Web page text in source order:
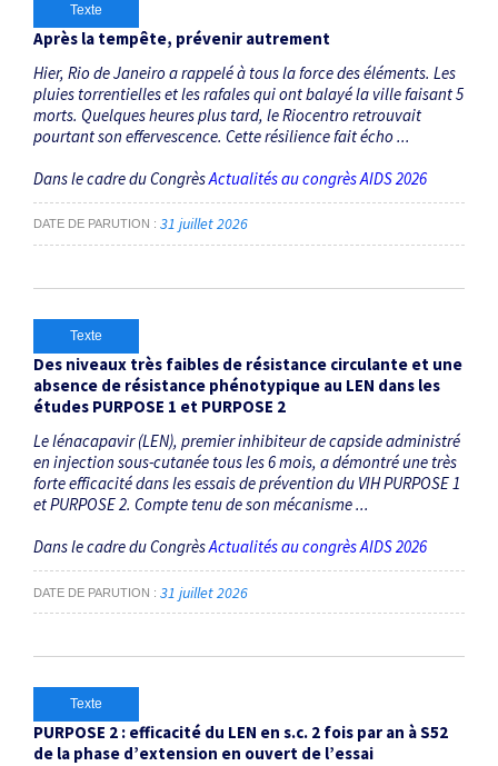
Texte
Après la tempête, prévenir autrement
Hier, Rio de Janeiro a rappelé à tous la force des éléments. Les
pluies torrentielles et les rafales qui ont balayé la ville faisant 5
morts. Quelques heures plus tard, le Riocentro retrouvait
pourtant son effervescence. Cette résilience fait écho ...
Dans le cadre du CongrèsActualités au congrès AIDS 2026
DATE DE PARUTION 31 juillet 2026
Texte
Des niveaux très faibles de résistance circulante et une
absence de résistance phénotypique au LEN dans les
études PURPOSE 1 et PURPOSE 2
Le lénacapavir (LEN), premier inhibiteur de capside administré
en injection sous-cutanée tous les 6 mois, a démontré une très
forte efficacité dans les essais de prévention du VIH PURPOSE 1
et PURPOSE 2. Compte tenu de son mécanisme ...
Dans le cadre du CongrèsActualités au congrès AIDS 2026
DATE DE PARUTION 31 juillet 2026
Texte
PURPOSE 2 : efficacité du LEN en s.c. 2 fois par an à S52
de la phase d’extension en ouvert de l’essai